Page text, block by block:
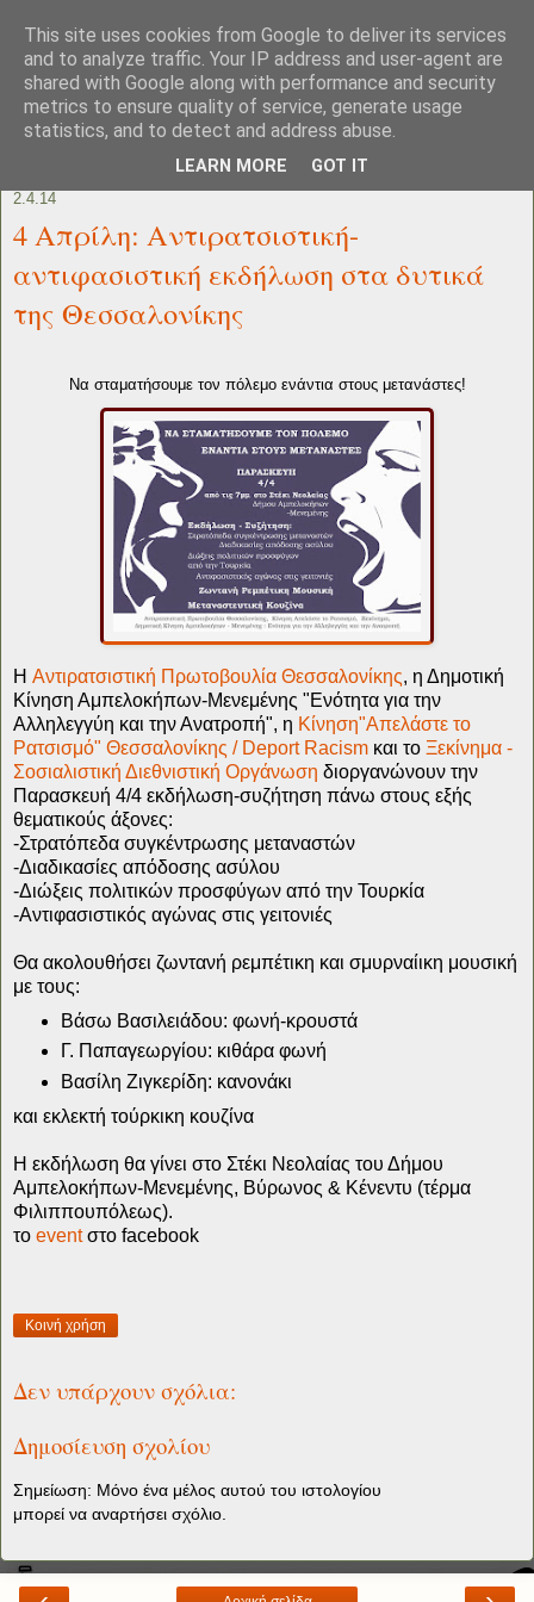
2.4.14
4 Απρίλη: Αντιρατσιστική-
αντιφασιστική εκδήλωση στα δυτικά
της Θεσσαλονίκης
Να σταματήσουμε τον πόλεμο ενάντια στους μετανάστες!
Η Αντιρατσιστική Πρωτοβουλία Θεσσαλονίκης, η Δημοτική
Κίνηση Αμπελοκήπων-Μενεμένης "Ενότητα για την
Αλληλεγγύη και την Ανατροπή", η Κίνηση"Απελάστε το
Ρατσισμό" Θεσσαλονίκης / Deport Racism και το Ξεκίνημα -
Σοσιαλιστική Διεθνιστική Οργάνωση διοργανώνουν την
Παρασκευή 4/4 εκδήλωση-συζήτηση πάνω στους εξής
θεματικούς άξονες:
-Στρατόπεδα συγκέντρωσης μεταναστών
-Διαδικασίες απόδοσης ασύλου
-Διώξεις πολιτικών προσφύγων από την Τουρκία
-Αντιφασιστικός αγώνας στις γειτονιές
Θα ακολουθήσει ζωντανή ρεμπέτικη και σμυρναίικη μουσική
με τους:
Βάσω Βασιλειάδου: φωνή-κρουστά
Γ. Παπαγεωργίου: κιθάρα φωνή
Βασίλη Ζιγκερίδη: κανονάκι
και εκλεκτή τούρκικη κουζίνα
Η εκδήλωση θα γίνει στο Στέκι Νεολαίας του Δήμου
Αμπελοκήπων-Μενεμένης, Βύρωνος & Κένεντυ (τέρμα
Φιλιππουπόλεως).
το eventστο facebook
Κοινή χρήση
Δεν υπάρχουν σχόλια:
Δημοσίευση σχολίου
Σημείωση: Μόνο ένα μέλος αυτού του ιστολογίου
μπορεί να αναρτήσει σχόλιο.
This site uses cookies from Google to deliver its services
and to analyze traffic. Your IP address and user-agent are
shared with Google along with performance and security
metrics to ensure quality of service, generate usage
statistics, and to detect and address abuse.
LEARN MORE GOT IT